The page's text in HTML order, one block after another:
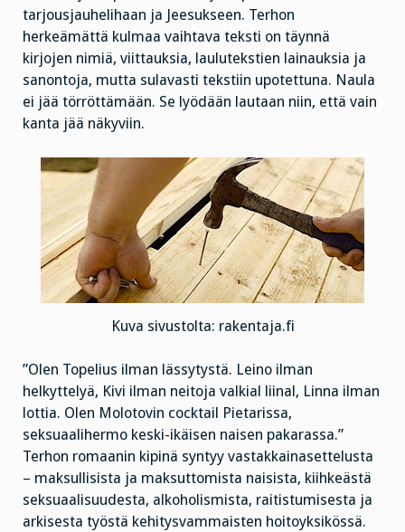
tarjousjauhelihaan ja Jeesukseen. Terhon
herkeämättä kulmaa vaihtava teksti on täynnä
kirjojen nimiä, viittauksia, laulutekstien lainauksia ja
sanontoja, mutta sulavasti tekstiin upotettuna. Naula
ei jää törröttämään. Se lyödään lautaan niin, että vain
kanta jää näkyviin.
Kuva sivustolta: rakentaja.fi
”Olen Topelius ilman lässytystä. Leino ilman
helkyttelyä, Kivi ilman neitoja valkial liinal, Linna ilman
lottia. Olen Molotovin cocktail Pietarissa,
seksuaalihermo keski-ikäisen naisen pakarassa.”
Terhon romaanin kipinä syntyy vastakkainasettelusta
– maksullisista ja maksuttomista naisista, kiihkeästä
seksuaalisuudesta, alkoholismista, raitistumisesta ja
arkisesta työstä kehitysvammaisten hoitoyksikössä.